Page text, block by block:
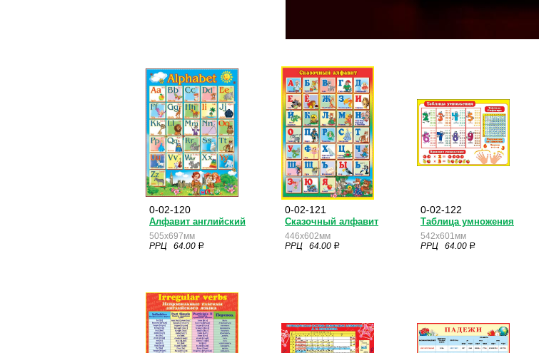
0-02-120
Алфавит английский
505x697мм
РРЦ 64.00 a
0-02-121
Сказочный алфавит
446x602мм
РРЦ 64.00 a
0-02-122
Таблица умножения
542x601мм
РРЦ 64.00 a